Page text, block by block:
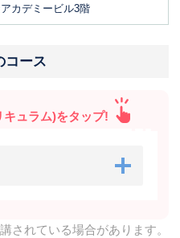
カデミービル3階
コース
ュラム)をタップ!
されている場合があります。